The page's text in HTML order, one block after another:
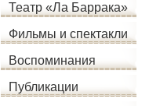
Театр «Ла Баррака»
Фильмы и спектакли
Воспоминания
Публикации